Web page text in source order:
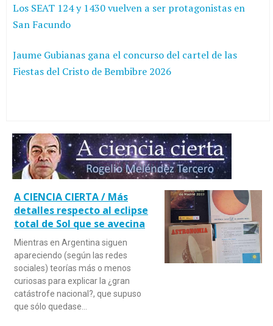
Los SEAT 124 y 1430 vuelven a ser protagonistas en
San Facundo
Jaume Gubianas gana el concurso del cartel de las
Fiestas del Cristo de Bembibre 2026
A CIENCIA CIERTA / Más
detalles respecto al eclipse
total de Sol que se avecina
Mientras en Argentina siguen
apareciendo (según las redes
sociales) teorías más o menos
curiosas para explicar la ¿gran
catástrofe nacional?, que supuso
que sólo quedase…